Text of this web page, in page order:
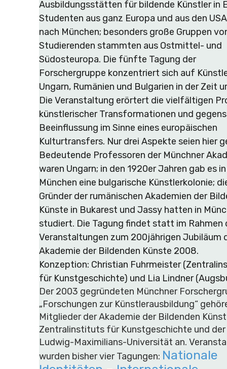
Ausbildungsstätten für bildende Künstler in
Studenten aus ganz Europa und aus den
nach München; besonders große Gruppen
Studierenden stammten aus Ostmittel- und
Südosteuropa. Die fünfte Tagung der
Forschergruppe konzentriert sich auf
Ungarn, Rumänien und Bulgarien in der Zeit
Die Veranstaltung erörtert die vielfältigen
künstlerischer Transformationen und
Beeinflussung im Sinne eines europäischen
Kulturtransfers. Nur drei Aspekte seien hier
Bedeutende Professoren der Münchner
waren Ungarn; in den 1920er Jahren gab es in
München eine bulgarische Künstlerkolonie;
Gründer der rumänischen Akademien der
Künste in Bukarest und Jassy hatten in
studiert. Die Tagung findet statt im Rahmen
Veranstaltungen zum 200jährigen Jubiläum
Akademie der Bildenden Künste 2008.
Konzeption: Christian Fuhrmeister
für Kunstgeschichte) und Lia Lindner
Der 2003 gegründeten Münchner
„Forschungen zur Künstlerausbildung“
Mitglieder der Akademie der Bildenden
Zentralinstituts für Kunstgeschichte und der
Ludwig-Maximilians-Universität an.
wurden bisher vier Tagungen: Nationale